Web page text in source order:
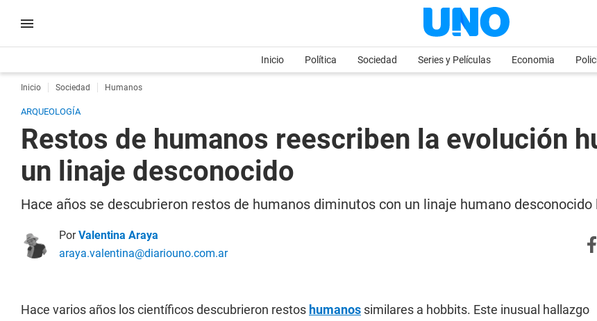
Inicio Política Sociedad Series y Películas Economia
Inicio Sociedad Humanos
ARQUEOLOGÍA
Restos de humanos reescriben la evolución
un linaje desconocido
Hace años se descubrieron restos de humanos diminutos con un linaje humano
PorValentina Araya
araya.valentina@diariouno.com.ar
Hace varios años los científicos descubrieron restos humanos similares a hobbits. Este inusual hallazgo